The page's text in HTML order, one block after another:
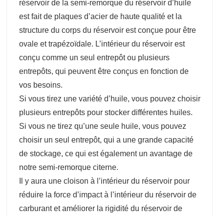
réservoir de la semi-remorque du réservoir d’huile
est fait de plaques d’acier de haute qualité et la
structure du corps du réservoir est conçue pour être
ovale et trapézoïdale. L’intérieur du réservoir est
conçu comme un seul entrepôt ou plusieurs
entrepôts, qui peuvent être conçus en fonction de
vos besoins.
Si vous tirez une variété d’huile, vous pouvez choisir
plusieurs entrepôts pour stocker différentes huiles.
Si vous ne tirez qu’une seule huile, vous pouvez
choisir un seul entrepôt, qui a une grande capacité
de stockage, ce qui est également un avantage de
notre semi-remorque citerne.
Il y aura une cloison à l’intérieur du réservoir pour
réduire la force d’impact à l’intérieur du réservoir de
carburant et améliorer la rigidité du réservoir de